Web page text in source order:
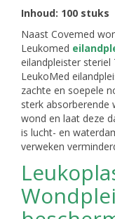
Inhoud: 100 stuks
Naast Covemed
Leukomed
eilandpleister steriel
LeukoMed
zachte en soepele
sterk absorberende
wond en laat deze
is lucht- en
verweken